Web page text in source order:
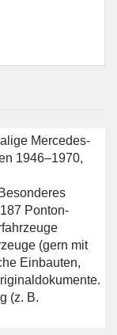
Mercedes-
1946–1970,
(gern mit
Einbauten,
(z. B.